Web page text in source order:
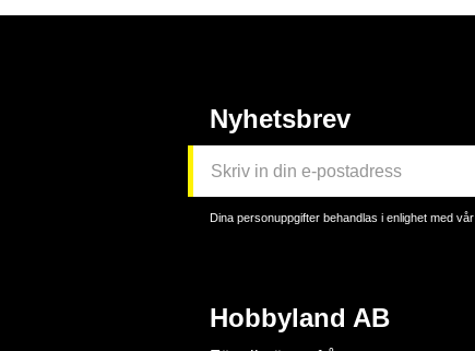
Nyhetsbrev
Dina personuppgifter behandlas i enlighet med vår
Hobbyland AB